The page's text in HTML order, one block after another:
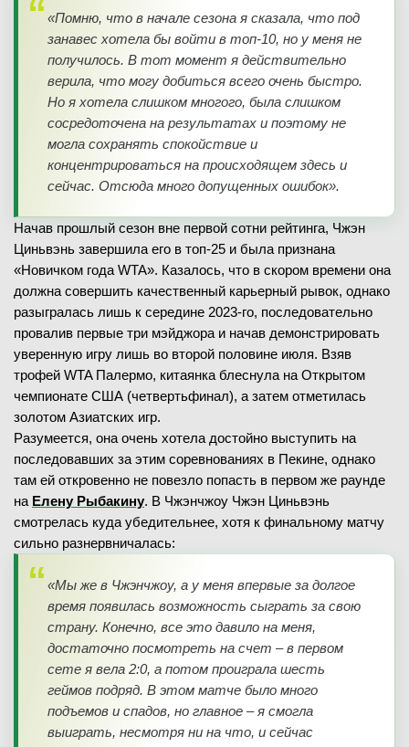
«Помню, что в начале сезона я сказала, что под
занавес хотела бы войти в топ-10, но у меня не
получилось. В тот момент я действительно
верила, что могу добиться всего очень быстро.
Но я хотела слишком многого, была слишком
сосредоточена на результатах и поэтому не
могла сохранять спокойствие и
концентрироваться на происходящем здесь и
сейчас. Отсюда много допущенных ошибок».
Начав прошлый сезон вне первой сотни рейтинга, Чжэн
Циньвэнь завершила его в топ-25 и была признана
«Новичком года WTA». Казалось, что в скором времени она
должна совершить качественный карьерный рывок, однако
разыгралась лишь к середине 2023-го, последовательно
провалив первые три мэйджора и начав демонстрировать
уверенную игру лишь во второй половине июля. Взяв
трофей WTA Палермо, китаянка блеснула на Открытом
чемпионате США (четвертьфинал), а затем отметилась
золотом Азиатских игр.
Разумеется, она очень хотела достойно выступить на
последовавших за этим соревнованиях в Пекине, однако
там ей откровенно не повезло попасть в первом же раунде
на Елену Рыбакину. В Чжэнчжоу Чжэн Циньвэнь
смотрелась куда убедительнее, хотя к финальному матчу
сильно разнервничалась:
«Мы же в Чжэнчжоу, а у меня впервые за долгое
время появилась возможность сыграть за свою
страну. Конечно, все это давило на меня,
достаточно посмотреть на счет – в первом
сете я вела 2:0, а потом проиграла шесть
геймов подряд. В этом матче было много
подъемов и спадов, но главное – я смогла
выиграть, несмотря ни на что, и сейчас